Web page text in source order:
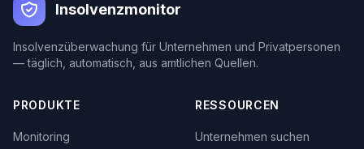
Insolvenzmonitor
Insolvenzüberwachung für Unternehmen und Privatpersonen
— täglich, automatisch, aus amtlichen Quellen.
PRODUKTE
Monitoring
RESSOURCEN
Unternehmen suchen